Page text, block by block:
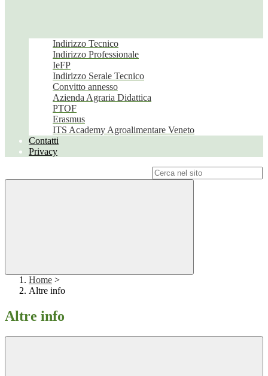
Indirizzo Tecnico
Indirizzo Professionale
IeFP
Indirizzo Serale Tecnico
Convitto annesso
Azienda Agraria Didattica
PTOF
Erasmus
ITS Academy Agroalimentare Veneto
Contatti
Privacy
Home >
Altre info
Altre info